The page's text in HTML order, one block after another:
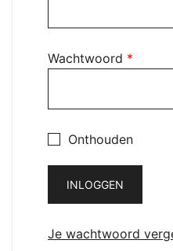
Wachtwoord *
Onthouden
INLOGGEN
Je wachtwoord